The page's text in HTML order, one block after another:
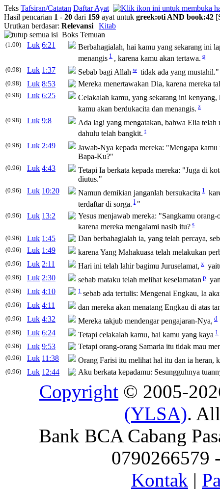
Teks Tafsiran/Catatan Daftar Ayat
Hasil pencarian 1 - 20 dari 159 ayat untuk greek:oti AND book:42
Urutkan berdasar: Relevansi | Kitab
Boks Temuan
(1.00) Luk 6:21
Berbahagialah, hai kamu yang sekarang ini
menangis 1 , karena kamu akan tertawa. q
(0.98)
Luk 1:37 Sebab bagi Allah w tidak ada yang mustahil."
(0.98) Luk 8:53 Mereka menertawakan Dia, karena mereka
(0.98) Luk 6:25
Celakalah kamu, yang sekarang ini kenyang,
kamu akan berdukacita dan menangis. z
(0.98)
Luk 9:8
Ada lagi yang mengatakan, bahwa Elia telah
dahulu telah bangkit. t
(0.96)
Luk 2:49 Jawab-Nya kepada mereka: "Mengapa kamu
Bapa-Ku?"
(0.96) Luk 4:43 Tetapi Ia berkata kepada mereka: "Juga di
diutus."
(0.96) Luk 10:20 Namun demikian janganlah bersukacita 1
terdaftar di sorga. l "
(0.96) Luk 13:2 Yesus menjawab mereka: "Sangkamu orang-
karena mereka mengalami nasib itu? s
(0.96)
Luk 1:45 Dan berbahagialah ia, yang telah percaya,
(0.96) Luk 1:49 karena Yang Mahakuasa telah melakukan
(0.96) Luk 2:11 Hari ini telah lahir bagimu Juruselamat, x
(0.96) Luk 2:30 sebab mataku telah melihat keselamatan p
(0.96) Luk 4:10 1 sebab ada tertulis: Mengenai Engkau, Ia
(0.96) Luk 4:11 dan mereka akan menatang Engkau di atas
(0.96) Luk 4:32 Mereka takjub mendengar pengajaran-Nya, d
(0.96) Luk 6:24 Tetapi celakalah kamu, hai kamu yang kaya 1
(0.96)
Luk 9:53 Tetapi orang-orang Samaria itu tidak mau
(0.96) Luk 11:38 Orang Farisi itu melihat hal itu dan ia heran,
(0.96) Luk 12:44 Aku berkata kepadamu: Sesungguhnya
Copyright © 2005-
(YLSA).
Bank BCA Cabang
0790266579
Kontak |